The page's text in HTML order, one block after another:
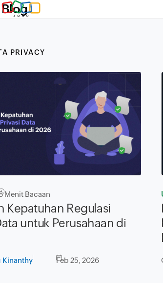
Blog
PRIVACY
Menit Bacaan
Kepatuhan Regulasi
untuk Perusahaan di
Kinanthy Feb 25, 2026